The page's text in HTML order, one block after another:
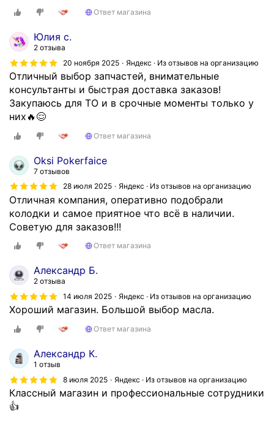
Ответ магазина
Юлия с.
2 отзыва
20 ноября 2025
Яндекс · Из отзывов на организацию
Отличный выбор запчастей, внимательные
консультанты и быстрая доставка заказов!
Закупаюсь для ТО и в срочные моменты только у
них🔥😌
Ответ магазина
Oksi Pokerfaice
7 отзывов
28 июля 2025
Яндекс · Из отзывов на организацию
Отличная компания, оперативно подобрали
колодки и самое приятное что всё в наличии.
Советую для заказов!!!
Ответ магазина
Александр Б.
2 отзыва
14 июля 2025
Яндекс · Из отзывов на организацию
Хороший магазин. Большой выбор масла.
Ответ магазина
Александр К.
1 отзыв
8 июля 2025
Яндекс · Из отзывов на организацию
Классный магазин и профессиональные сотрудники
👍